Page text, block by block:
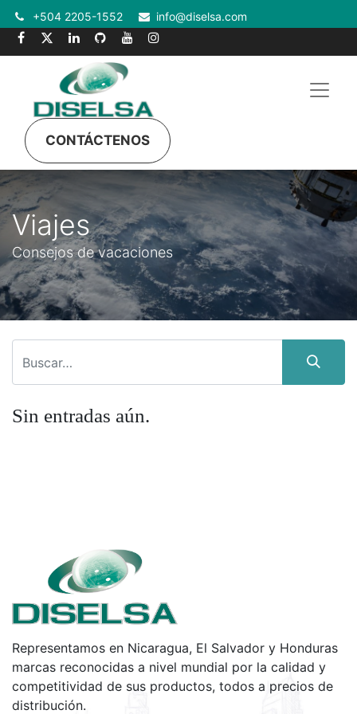
+504 2205-1552 info@diselsa.com
CONTÁCTENOS
Viajes
Consejos de vacaciones
Sin entradas aún.
Representamos en Nicaragua, El Salvador y Honduras
marcas reconocidas a nivel mundial por la calidad y
competitividad de sus productos, todos a precios de
distribución.